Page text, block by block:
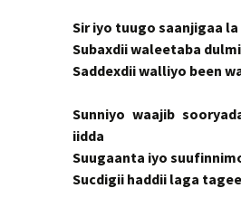
Sir iyo tuugo saanjigaa
Subaxdii waleetaba
Saddexdii walliyo been
Sunniyo waajib
iidda
Suugaanta iyo
Sucdigii haddii laga